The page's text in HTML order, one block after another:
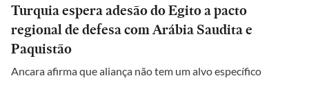
Turquia espera adesão do Egito a pacto
regional de defesa com Arábia Saudita e
Paquistão
Ancara afirma que aliança não tem um alvo específico